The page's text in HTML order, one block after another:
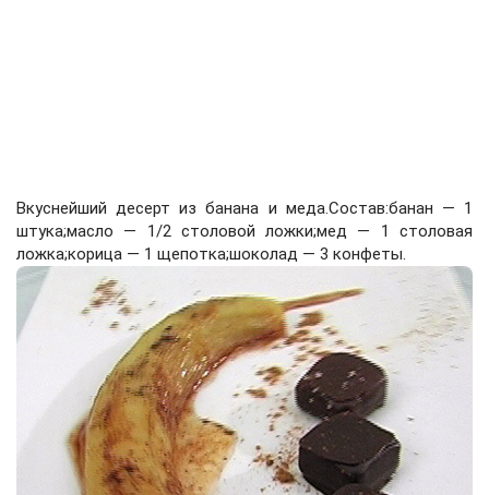
Вкуснейший десерт из банана и меда.Состав:банан — 1
штука;масло — 1/2 столовой ложки;мед — 1 столовая
ложка;корица — 1 щепотка;шоколад — 3 конфеты.